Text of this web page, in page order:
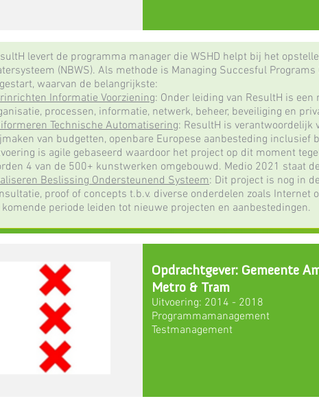
levert de programma manager die WSHD helpt bij het
(NBWS). Als methode is Managing Succesful
waarvan de belangrijkste:​
Informatie Voorziening: Onder leiding van ResultH is
processen, informatie, netwerk, beheer, beveiliging en
Technische Automatisering: ResultH is verantwoordelijk
van budgetten, openbare Europese aanbesteding
is agile gebaseerd waardoor het project op dit moment
4 van de 500+ kunstwerken omgebouwd. Medio 2021 staat
Beslissing Ondersteunend Systeem: Dit project is nog in
proof of concepts t.b.v. diverse onderdelen zoals
komende periode leiden tot nieuwe projecten en aanbestedingen.​
Opdrachtgever: Gemeente
Metro & Tram
Uitvoering: 2014 - 2018
Programmamanagement
Testmanagement